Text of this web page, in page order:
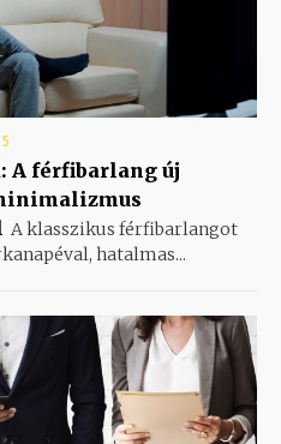
A férfibarlang új
A klasszikus férfibarlangot
hatalmas...